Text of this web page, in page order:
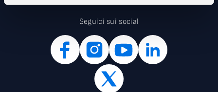
Seguici sui social